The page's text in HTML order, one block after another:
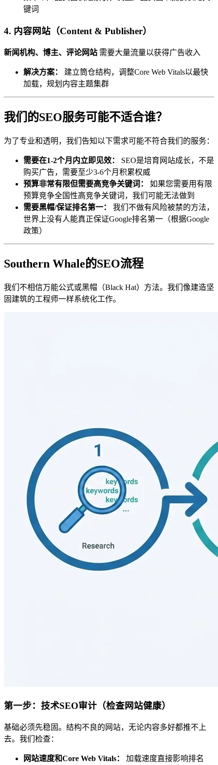
键词
4. 内容网站（Content & Publisher）
新闻机构、博主、评论网站 需要大量流量以获得广告收入
解决方案：
建立筒仓结构，调整Core Web Vitals以最快
加载，规划内容主题集群
我们的SEO服务可能不适合谁？
为了专业和透明，我们告知以下需求可能不符合我们的服务：
需要在1-2个月内立即见效：
SEO是培育网站成长，不是
购买广告，需要至少3-6个月积累权威
预算非常有限但需要高竞争关键词：
如果您需要用有限
预算竞争全国性高竞争关键词，我们可能无法做到
需要黑帽/保证排名第一：
我们不做有风险被禁的方法，
世界上没有人能真正保证Google排名第一（根据Google
政策）
Southern Whale的SEO流程
我们不相信万能公式或黑帽（Black Hat）方法。我们像建造坚
固建筑的工程师一样系统化工作。
第一步：技术SEO审计（检查网站健康）
基础必须先稳固。结构不良的网站，无论内容多好都推不上
去。我们检查：
网站速度和Core Web Vitals：
加载速度直接影响排名